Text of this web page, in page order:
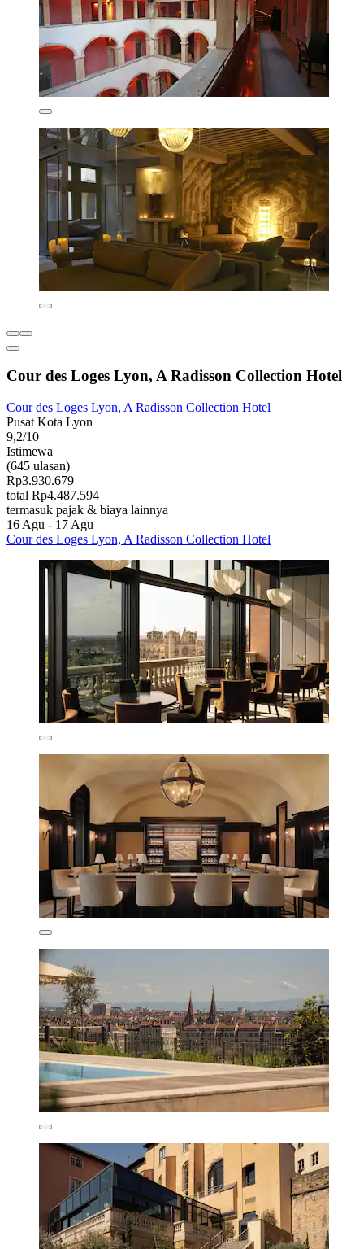
Cour des Loges Lyon, A Radisson Collection Hotel
Cour des Loges Lyon, A Radisson Collection Hotel
Pusat Kota Lyon
9,2/10
Istimewa
(645 ulasan)
Rp3.930.679
total Rp4.487.594
termasuk pajak & biaya lainnya
16 Agu - 17 Agu
Cour des Loges Lyon, A Radisson Collection Hotel